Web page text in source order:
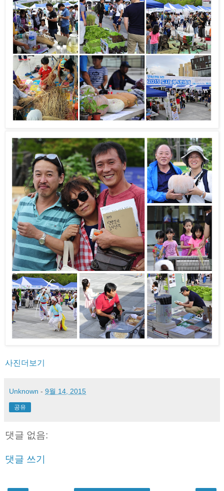
사진더보기
Unknown - 9월 14, 2015
공유
댓글 없음:
댓글 쓰기